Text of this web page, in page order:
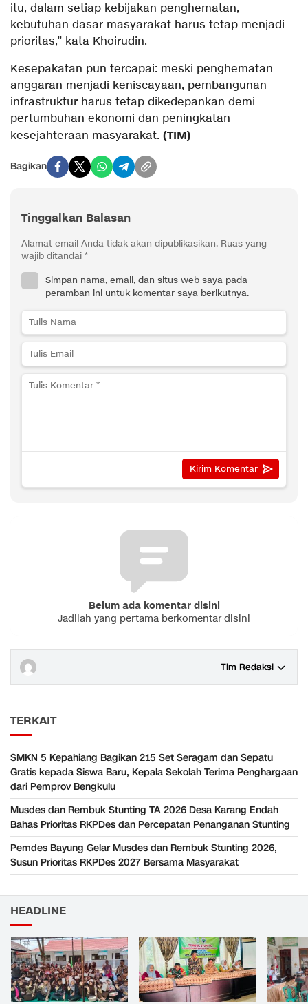
itu, dalam setiap kebijakan penghematan,
kebutuhan dasar masyarakat harus tetap menjadi
prioritas,” kata Khoirudin.
Kesepakatan pun tercapai: meski penghematan
anggaran menjadi keniscayaan, pembangunan
infrastruktur harus tetap dikedepankan demi
pertumbuhan ekonomi dan peningkatan
kesejahteraan masyarakat. (TIM)
Bagikan
Tinggalkan Balasan
Alamat email Anda tidak akan dipublikasikan. Ruas yang
wajib ditandai *
Simpan nama, email, dan situs web saya pada
peramban ini untuk komentar saya berikutnya.
Belum ada komentar disini
Jadilah yang pertama berkomentar disini
Tim Redaksi
TERKAIT
SMKN 5 Kepahiang Bagikan 215 Set Seragam dan Sepatu
Gratis kepada Siswa Baru, Kepala Sekolah Terima Penghargaan
dari Pemprov Bengkulu
Musdes dan Rembuk Stunting TA 2026 Desa Karang Endah
Bahas Prioritas RKPDes dan Percepatan Penanganan Stunting
Pemdes Bayung Gelar Musdes dan Rembuk Stunting 2026,
Susun Prioritas RKPDes 2027 Bersama Masyarakat
HEADLINE